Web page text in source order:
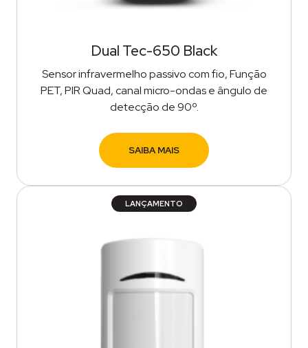
Dual Tec-650 Black
Sensor infravermelho passivo com fio, Função
PET, PIR Quad, canal micro-ondas e ângulo de
detecção de 90º.
SAIBA MAIS
LANÇAMENTO